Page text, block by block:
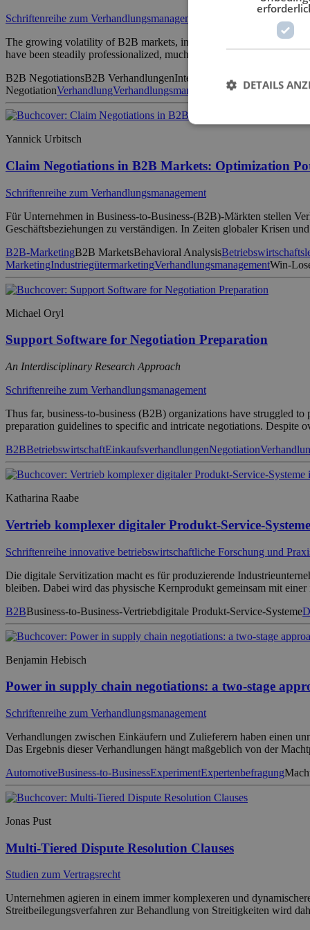
Schriftenreihe zum Verhandlungsmanagement
The growing volatility of B2B markets, increasing regulatory
have been steadily professionalized, much of negotiation success is
B2B NegotiationsB2B VerhandlungenIntercultural Negotiations
NegotiationVerhandlungVerhandlungsmanagement
Yannick Urbitsch
Claim Negotiations in B2B Markets: Optimization
Schriftenreihe zum Verhandlungsmanagement
Für Unternehmen in Business-to-Business-(B2B)-Märkten stellen
Geschäftsbeziehungen zu verständigen. In Zeiten globaler Krisen
B2B-MarketingB2B MarketsBehavioral Analysis
MarketingIndustriegütermarketingVerhandlungsmanagementWin-
Michael Oryl
Support Software for Negotiation Preparation
An Interdisciplinary Research Approach
Schriftenreihe zum Verhandlungsmanagement
Thus far, business-to-business (B2B) organizations have struggled
preparation guidelines to specific and intricate negotiations.
B2BBetriebswirtschaftEinkaufsverhandlungenNegotiation
Katharina Raabe
Vertrieb komplexer digitaler Produkt-Service-
Schriftenreihe innovative betriebswirtschaftliche Forschung und
Die digitale Servitization macht es für produzierende
bleiben. Dabei wird das physische Kernprodukt gemeinsam mit
B2BBusiness-to-Business-Vertriebdigitale Produkt-Service-Systeme
Benjamin Hebisch
Power in supply chain negotiations: a two-stage
Schriftenreihe zum Verhandlungsmanagement
Verhandlungen zwischen Einkäufern und Zulieferern haben einen
Das Ergebnis dieser Verhandlungen hängt maßgeblich von der
AutomotiveBusiness-to-BusinessExperimentExpertenbefragung
Jonas Pust
Multi-Tiered Dispute Resolution Clauses
Studien zum Vertragsrecht
Unternehmen agieren in einem immer komplexeren und
Streitbeilegungsverfahren zur Behandlung von Streitigkeiten wird
DETAILS